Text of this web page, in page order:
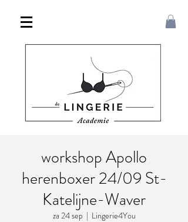
workshop Apollo
herenboxer 24/09 St-
Katelijne-Waver
za 24 sep
  |
Lingerie4You